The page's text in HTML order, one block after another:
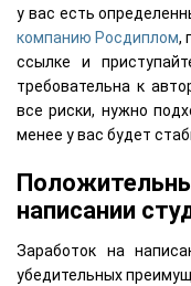
у вас есть
компанию Росдиплом,
ссылке и
требовательна к
все риски, нужно
менее у вас будет
написании
Заработок на
убедительных